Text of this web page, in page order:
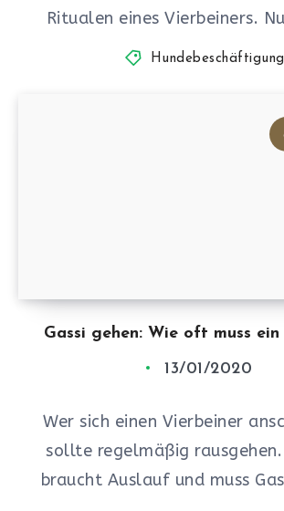
Ritualen eines Vierbeiners.
Hundebeschäftigung
Gassi gehen: Wie oft muss
13/01/2020
Wer sich einen Vierbeiner
sollte regelmäßig
braucht Auslauf und muss